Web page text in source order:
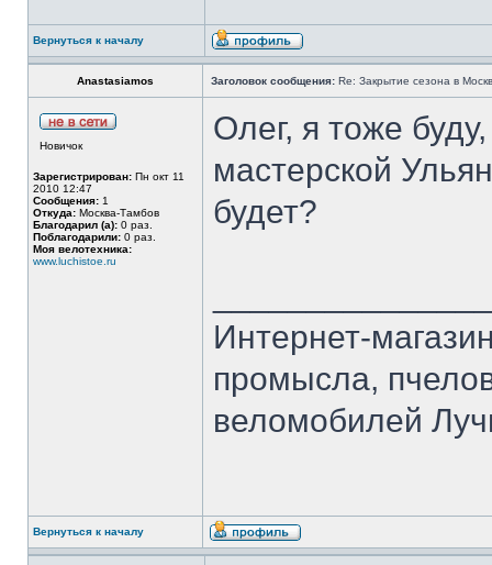
Вернуться к началу
Anastasiamos Заголовок сообщения: Re: Закрытие сезона в
Новичок
Зарегистрирован: Пн окт 11
2010 12:47
Сообщения: 1
Откуда: Москва-Тамбов
Благодарил (а): 0 раз.
Поблагодарили: 0 раз.
Моя велотехника:
www.luchistoe.ru
Олег, я тоже
мастерской
будет?
Интернет-
промысла,
веломобилей
Вернуться к началу